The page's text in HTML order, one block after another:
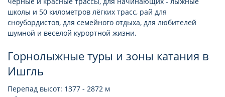
школы и 50 километров лёгких трасс, рай для
сноубордистов, для семейного отдыха, для любителей
шумной и веселой курортной жизни.
Горнолыжные туры и зоны катания в
Ишгль
Перепад высот: 1377 - 2872 м